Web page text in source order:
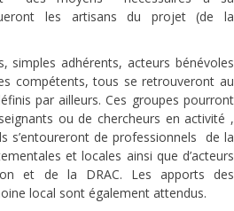
les artisans du projet (de la
simples adhérents, acteurs bénévoles
compétents, tous se retrouveront au
par ailleurs. Ces groupes pourront
ou de chercheurs en activité ,
s’entoureront de professionnels de la
et locales ainsi que d’acteurs
et de la DRAC. Les apports des
local sont également attendus.